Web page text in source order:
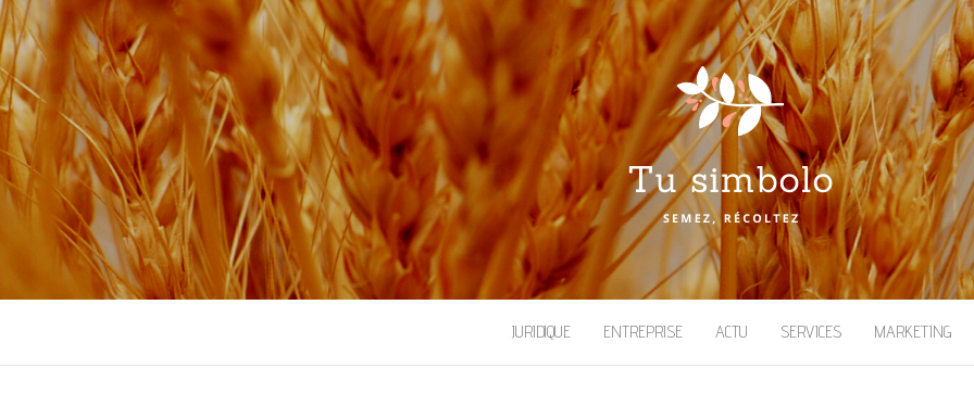
TUSIMBOLO
Semez, récoltez
JURIDIQUE ENTREPRISE ACTU SERVICES MARKETING